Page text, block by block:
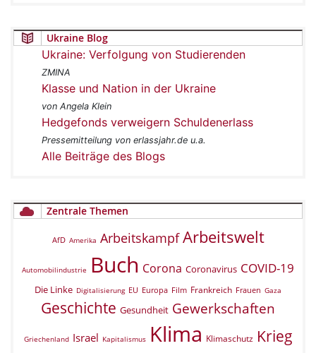
Ukraine Blog
Ukraine: Verfolgung von Studierenden
ZMINA
Klasse und Nation in der Ukraine
von Angela Klein
Hedgefonds verweigern Schuldenerlass
Pressemitteilung von erlassjahr.de u.a.
Alle Beiträge des Blogs
Zentrale Themen
AfD Amerika Arbeitskampf Arbeitswelt
Automobilindustrie Buch Corona Coronavirus COVID-19
Die Linke Digitalisierung EU Europa Film Frankreich Frauen Gaza
Geschichte Gesundheit Gewerkschaften
Griechenland Israel Kapitalismus Klima Klimaschutz Krieg